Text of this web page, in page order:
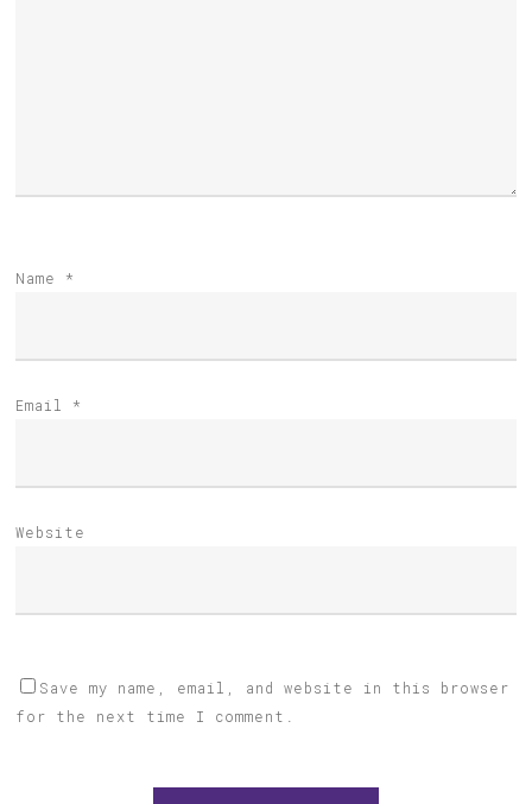
Name *
Email *
Website
Save my name, email, and website in this browser
for the next time I comment.